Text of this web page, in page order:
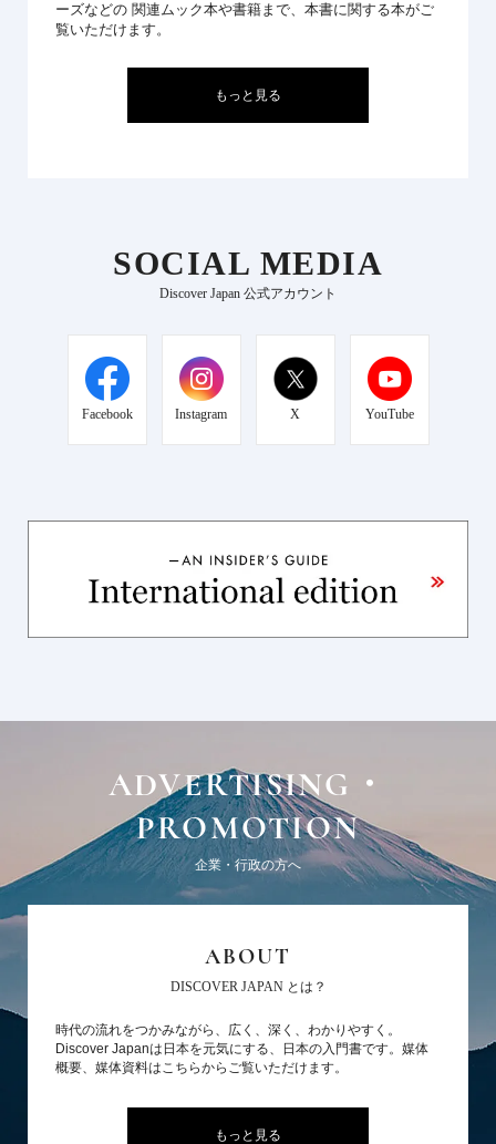
ーズなどの 関連ムック本や書籍まで、本書に関する本がご
覧いただけます。
もっと見る
SOCIAL MEDIA
Discover Japan 公式アカウント
Facebook Instagram X YouTube
ADVERTISING・
PROMOTION
企業・行政の方へ
ABOUT
DISCOVER JAPAN とは？
時代の流れをつかみながら、広く、深く、わかりやすく。
Discover Japanは日本を元気にする、日本の入門書です。媒体
概要、媒体資料はこちらからご覧いただけます。
もっと見る